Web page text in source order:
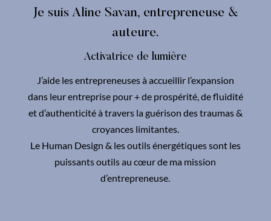
Je suis Aline Savan, entrepreneuse &
auteure.
Activatrice de lumière
J’aide les entrepreneuses à accueillir l’expansion
dans leur entreprise pour + de prospérité, de fluidité
et d’authenticité à travers la guérison des traumas &
croyances limitantes.
Le Human Design & les outils énergétiques sont les
puissants outils au cœur de ma mission
d’entrepreneuse.